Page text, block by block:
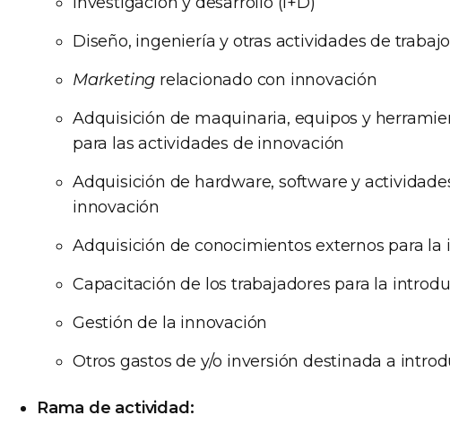
Diseño, ingeniería y otras actividades de
Marketing relacionado con innovación
Adquisición de maquinaria, equipos y
para las actividades de innovación
Adquisición de hardware, software y
innovación
Adquisición de conocimientos externos para la
Capacitación de los trabajadores para la
Gestión de la innovación
Otros gastos de y/o inversión destinada a
Rama de actividad: